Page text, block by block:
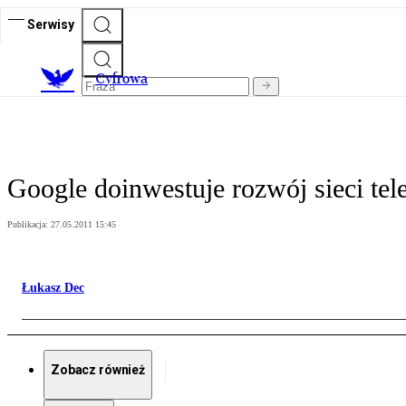
Serwisy
Cyfrowa
Google doinwestuje rozwój sieci
Publikacja: 27.05.2011 15:45
Łukasz Dec
Zobacz również